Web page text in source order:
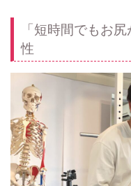
「短時間でもお
性